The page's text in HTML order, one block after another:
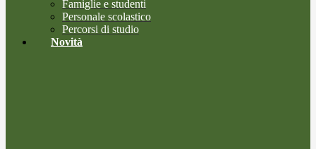
Famiglie e studenti
Personale scolastico
Percorsi di studio
Novità